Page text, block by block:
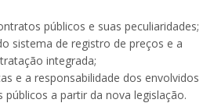
públicos e suas peculiaridades;
sistema de registro de preços e a
integrada;
e a responsabilidade dos envolvidos
a partir da nova legislação.